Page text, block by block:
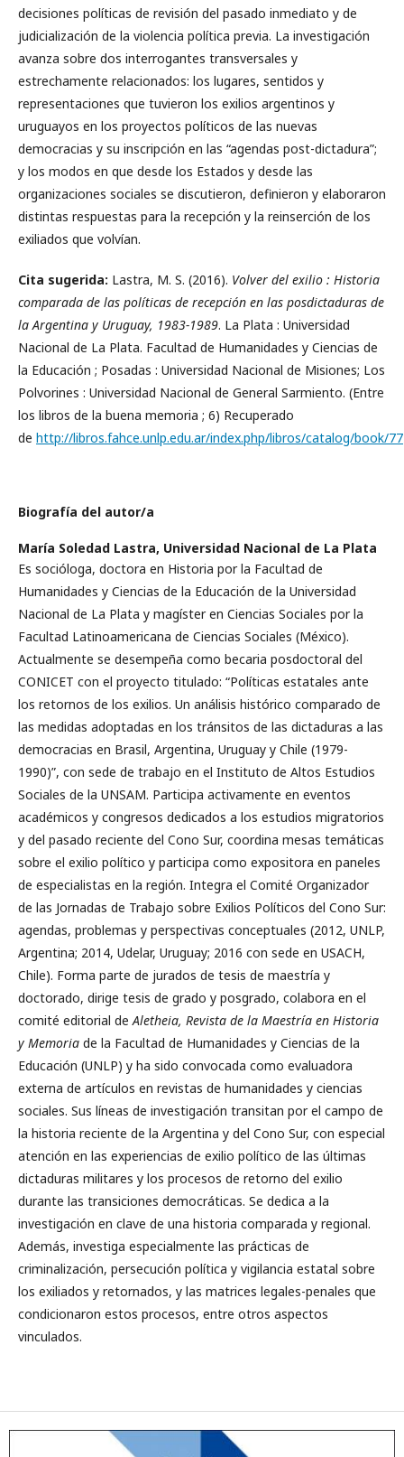
decisiones políticas de revisión del pasado inmediato y de
judicialización de la violencia política previa. La investigación
avanza sobre dos interrogantes transversales y
estrechamente relacionados: los lugares, sentidos y
representaciones que tuvieron los exilios argentinos y
uruguayos en los proyectos políticos de las nuevas
democracias y su inscripción en las “agendas post-dictadura”;
y los modos en que desde los Estados y desde las
organizaciones sociales se discutieron, definieron y elaboraron
distintas respuestas para la recepción y la reinserción de los
exiliados que volvían.
Cita sugerida: Lastra, M. S. (2016). Volver del exilio : Historia
comparada de las políticas de recepción en las posdictaduras de
la Argentina y Uruguay, 1983-1989. La Plata : Universidad
Nacional de La Plata. Facultad de Humanidades y Ciencias de
la Educación ; Posadas : Universidad Nacional de Misiones; Los
Polvorines : Universidad Nacional de General Sarmiento. (Entre
los libros de la buena memoria ; 6) Recuperado
de http://libros.fahce.unlp.edu.ar/index.php/libros/catalog/book/77
Biografía del autor/a
María Soledad Lastra, Universidad Nacional de La Plata
Es socióloga, doctora en Historia por la Facultad de
Humanidades y Ciencias de la Educación de la Universidad
Nacional de La Plata y magíster en Ciencias Sociales por la
Facultad Latinoamericana de Ciencias Sociales (México).
Actualmente se desempeña como becaria posdoctoral del
CONICET con el proyecto titulado: “Políticas estatales ante
los retornos de los exilios. Un análisis histórico comparado de
las medidas adoptadas en los tránsitos de las dictaduras a las
democracias en Brasil, Argentina, Uruguay y Chile (1979-
1990)”, con sede de trabajo en el Instituto de Altos Estudios
Sociales de la UNSAM. Participa activamente en eventos
académicos y congresos dedicados a los estudios migratorios
y del pasado reciente del Cono Sur, coordina mesas temáticas
sobre el exilio político y participa como expositora en paneles
de especialistas en la región. Integra el Comité Organizador
de las Jornadas de Trabajo sobre Exilios Políticos del Cono Sur:
agendas, problemas y perspectivas conceptuales (2012, UNLP,
Argentina; 2014, Udelar, Uruguay; 2016 con sede en USACH,
Chile). Forma parte de jurados de tesis de maestría y
doctorado, dirige tesis de grado y posgrado, colabora en el
comité editorial deAletheia, Revista de la Maestría en Historia
y Memoria de la Facultad de Humanidades y Ciencias de la
Educación (UNLP) y ha sido convocada como evaluadora
externa de artículos en revistas de humanidades y ciencias
sociales. Sus líneas de investigación transitan por el campo de
la historia reciente de la Argentina y del Cono Sur, con especial
atención en las experiencias de exilio político de las últimas
dictaduras militares y los procesos de retorno del exilio
durante las transiciones democráticas. Se dedica a la
investigación en clave de una historia comparada y regional.
Además, investiga especialmente las prácticas de
criminalización, persecución política y vigilancia estatal sobre
los exiliados y retornados, y las matrices legales-penales que
condicionaron estos procesos, entre otros aspectos
vinculados.